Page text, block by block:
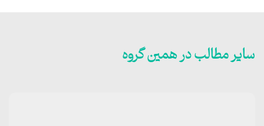
سایر مطالب در همین گروه